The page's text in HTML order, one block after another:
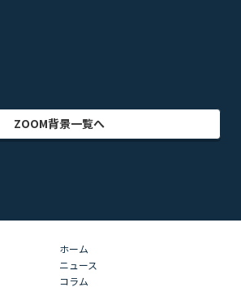
ZOOM背景一覧へ
ホーム
ニュース
コラム